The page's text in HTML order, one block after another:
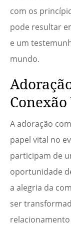
com os
pode resultar
e um
mundo.
A adoração
papel vital no
participam de
oportunidade
a alegria da
ser